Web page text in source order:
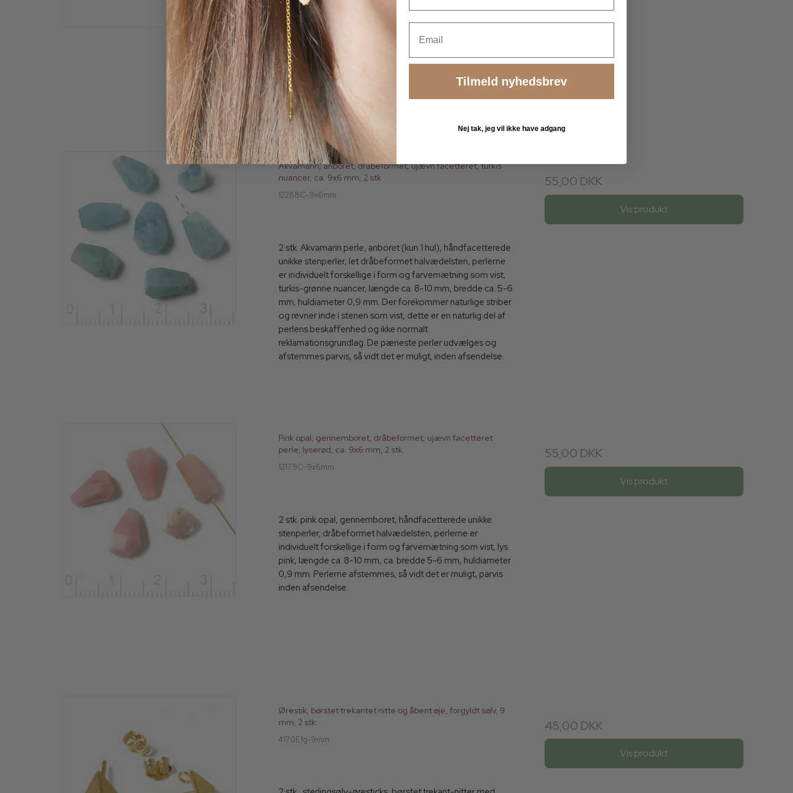
Kunder der har købt dette produkt har også købt
Akvamarin, anboret, dråbeformet, ujævn facetteret, turkis
nuancer, ca. 9x6 mm, 2 stk
12288C-9x6mm
2 stk. Akvamarin perle, anboret (kun 1 hul), håndfacetterede
unikke stenperler, let dråbeformet halvædelsten, perlerne
er individuelt forskellige i form og farvemætning som vist,
turkis-grønne nuancer, længde ca. 8-10 mm, bredde ca. 5-6
mm, huldiameter 0,9 mm. Der forekommer naturlige striber
og revner inde i stenen som vist, dette er en naturlig del af
perlens beskaffenhed og ikke normalt
reklamationsgrundlag. De pæneste perler udvælges og
afstemmes parvis, så vidt det er muligt, inden afsendelse.
55,00 DKK
Vis produkt
Pink opal, gennemboret, dråbeformet, ujævn facetteret
perle, lyserød, ca. 9x6 mm, 2 stk.
12179C-9x6mm
2 stk. pink opal, gennemboret, håndfacetterede unikke
stenperler, dråbeformet halvædelsten, perlerne er
individuelt forskellige i form og farvemætning som vist, lys
pink, længde ca. 8-10 mm, ca. bredde 5-6 mm, huldiameter
0,9 mm. Perlerne afstemmes, så vidt det er muligt, parvis
inden afsendelse.
55,00 DKK
Vis produkt
Ørestik, børstet trekantet nitte og åbent øje, forgyldt sølv, 9
mm, 2 stk.
4170Efg-9mm
45,00 DKK
Vis produkt
Tilmeld nyhedsbrev
Nej tak, jeg vil ikke have adgang